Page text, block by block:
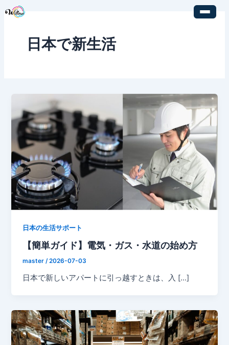
日本で新生活
日本の生活サポート
【簡単ガイド】電気・ガス・水道の始め方
master/2026-07-03
日本で新しいアパートに引っ越すときは、入 […]